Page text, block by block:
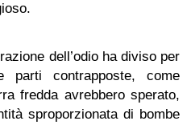
dell’odio ha diviso per
contrapposte, come
fredda avrebbero sperato,
sproporzionata di bombe